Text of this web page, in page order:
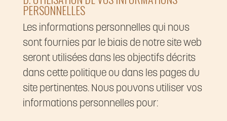
PERSONNELLES
Les informations personnelles qui nous
sont fournies par le biais de notre site web
seront utilisées dans les objectifs décrits
dans cette politique ou dans les pages du
site pertinentes. Nous pouvons utiliser vos
informations personnelles pour: